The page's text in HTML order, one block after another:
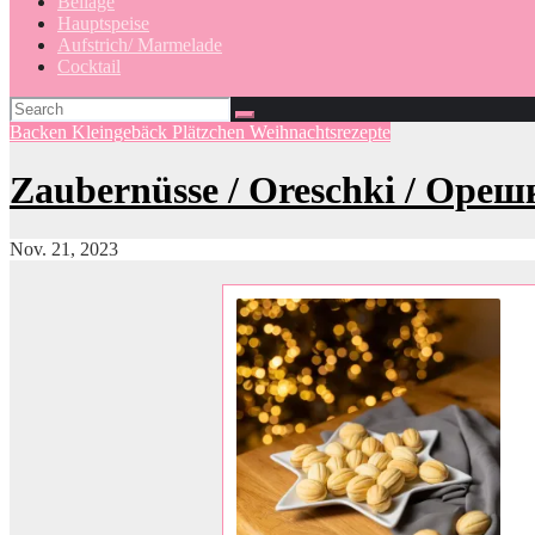
Hauptspeise
Aufstrich/ Marmelade
Cocktail
Backen Kleingebäck Plätzchen Weihnachtsrezepte
Zaubernüsse / Oreschki /
Nov. 21, 2023